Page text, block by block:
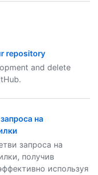
repository
and delete
на
запроса на
получив
используя